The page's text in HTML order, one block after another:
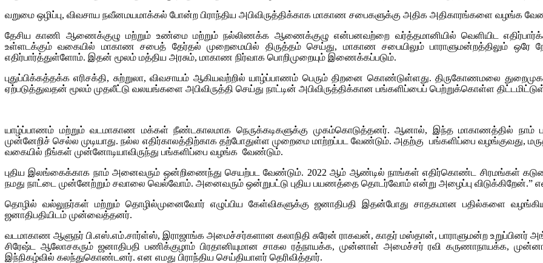
வறுமை ஒழிப்பு, விவசாய நவீனமயமாக்கல் போன்ற பிராந்திய அபிவிருத்திக்காக மாகாண சபைகளுக்கு அதிக அதிகாரங்களை வழங்க
தேசிய காணி ஆணைக்குழு மற்றும் உண்மை மற்றும் நல்லிணக்க ஆணைக்குழு என்பனவற்றை வர்த்தமானியில் வெளியிட
உள்ளடக்கும் வகையில் மாகாண சபைத் தேர்தல் முறைமையில் திருத்தம் செய்து, மாகாண சபையிலும் பாராளுமன்றத்திலும் ஒரே
எதிர்பார்த்துள்ளோம். இதன் மூலம் மத்திய அரசும், மாகாண நிர்வாக பொறிமுறையும் இணைக்கப்படும்.
புதுப்பிக்கத்தக்க எரிசக்தி, சுற்றுலா, விவசாயம் ஆகியவற்றில் யாழ்ப்பாணம் பெரும் திறனை கொண்டுள்ளது. திருகோணமலை
ஏற்படுத்துவதன் மூலம் முதலீட்டு வலயங்களை அபிவிருத்தி செய்து நாட்டின் அபிவிருத்திக்கான பங்களிப்பைப் பெற்றுக்கொள்ள
யாழ்ப்பாணம் மற்றும் வடமாகாண மக்கள் நீண்டகாலமாக நெருக்கடிகளுக்கு முகம்கொடுத்தனர். ஆனால், இந்த மாகாணத்தில்
முன்னேறிச் செல்ல முடியாது. நல்ல எதிர்காலத்திற்காக தற்போதுள்ள முறைமை மாற்றப்பட வேண்டும். அதற்கு பங்களிப்பை வழங்குவது,
வகையில் நீங்கள் முன்னோடியாவிருந்து பங்களிப்பை வழங்க வேண்டும்.
புதிய இலங்கைக்காக நாம் அனைவரும் ஒன்றிணைந்து செயற்பட வேண்டும். 2022 ஆம் ஆண்டில் நாங்கள் எதிர்கொண்ட சிரமங்கள்
நமது நாட்டை முன்னேற்றும் சவாலை வெல்வோம். அனைவரும் ஒன்றுபட்டு புதிய பயணத்தை தொடர்வோம் என்று அழைப்பு விடுக்கிறேன்.”
தொழில் வல்லுநர்கள் மற்றும் தொழில்முனைவோர் எழுப்பிய கேள்விகளுக்கு ஜனாதிபதி இதன்போது சாதகமான பதில்களை
ஜனாதிபதியிடம் முன்வைத்தனர்.
வடமாகாண ஆளுநர் பி.எஸ்.எம்.சார்ள்ஸ், இராஜாங்க அமைச்சர்களான கலாநிதி சுரேன் ராகவன், காதர் மஸ்தான், பாராளுமன்ற உறுப்பினர்
சிரேஷ்ட ஆலோசகரும் ஜனாதிபதி பணிக்குழாம் பிரதானியுமான சாகல ரத்நாயக்க, முன்னாள் அமைச்சர் ரவி கருணாநாயக்க,
இந்நிகழ்வில் கலந்துகொண்டனர். என எமது பிராந்திய செய்தியாளர் தெரிவித்தார்.